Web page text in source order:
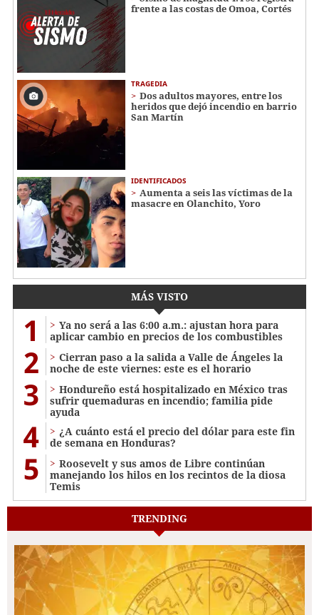
frente a las costas de Omoa, Cortés
TRAGEDIA
Dos adultos mayores, entre los
heridos que dejó incendio en barrio
San Martín
IDENTIFICADOS
Aumenta a seis las víctimas de la
masacre en Olanchito, Yoro
MÁS VISTO
1
Ya no será a las 6:00 a.m.: ajustan hora para
aplicar cambio en precios de los combustibles
2
Cierran paso a la salida a Valle de Ángeles la
noche de este viernes: este es el horario
3
Hondureño está hospitalizado en México tras
sufrir quemaduras en incendio; familia pide
ayuda
4
¿A cuánto está el precio del dólar para este fin
de semana en Honduras?
5
Roosevelt y sus amos de Libre continúan
manejando los hilos en los recintos de la diosa
Temis
TRENDING